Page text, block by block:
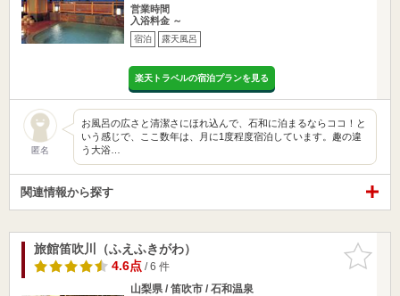
営業時間
入浴料金 ～
宿泊 露天風呂
楽天トラベルの宿泊プランを見る
匿名
お風呂の広さと清潔さにほれ込んで、石和に泊まるならココ！と
いう感じで、ここ数年は、月に1度程度宿泊しています。趣の違
う大浴…
関連情報から探す
お気に入
りに追加
旅館笛吹川（ふえふきがわ）
4.6点/ 6 件
山梨県 / 笛吹市 / 石和温泉